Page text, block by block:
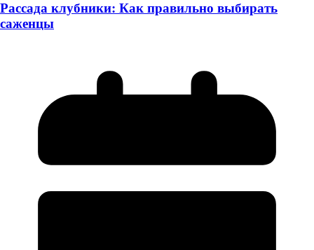
Рассада клубники: Как правильно выбирать
саженцы